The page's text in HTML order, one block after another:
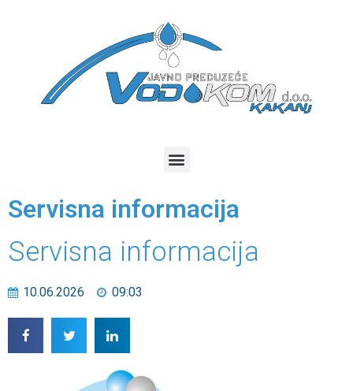
Servisna informacija
Servisna informacija
10.06.2026 09:03